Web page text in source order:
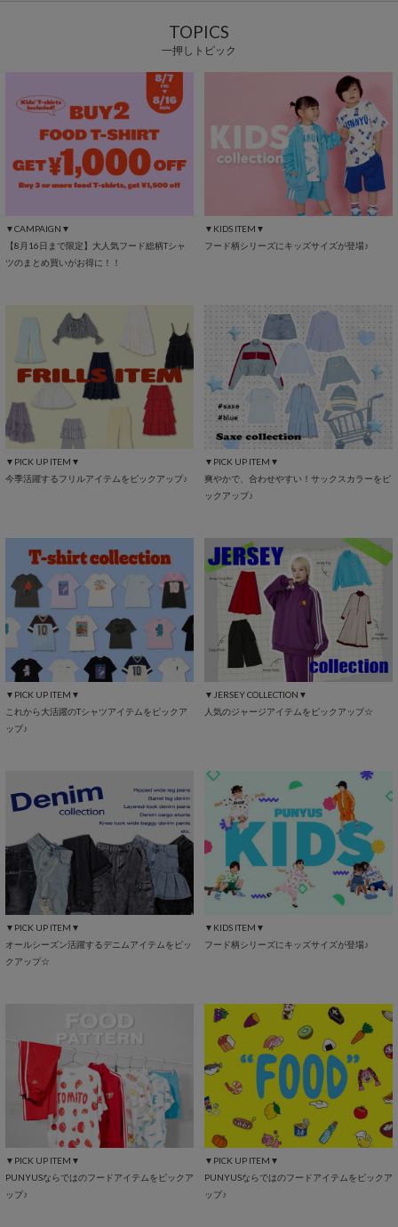
TOPICS
一押しトピック
▼CAMPAIGN▼
【8月16日まで限定】大人気フード総柄Tシャ
ツのまとめ買いがお得に！！
▼KIDS ITEM▼
フード柄シリーズにキッズサイズが登場♪
▼PICK UP ITEM▼
今季活躍するフリルアイテムをピックアップ♪
▼PICK UP ITEM▼
爽やかで、合わせやすい！サックスカラーをピ
ックアップ♪
▼PICK UP ITEM▼
これから大活躍のTシャツアイテムをピックア
ップ♪
▼JERSEY COLLECTION▼
人気のジャージアイテムをピックアップ☆
▼PICK UP ITEM▼
オールシーズン活躍するデニムアイテムをピッ
クアップ☆
▼KIDS ITEM▼
フード柄シリーズにキッズサイズが登場♪
▼PICK UP ITEM▼
PUNYUSならではのフードアイテムをピックア
ップ♪
▼PICK UP ITEM▼
PUNYUSならではのフードアイテムをピックア
ップ♪